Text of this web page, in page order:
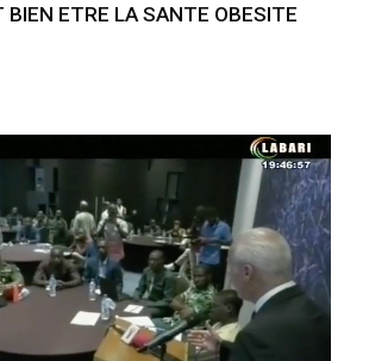
BIEN ETRE LA SANTE OBESITE